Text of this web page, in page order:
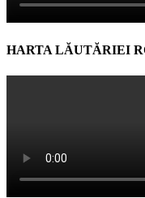
HARTA LĂUTĂRIEI